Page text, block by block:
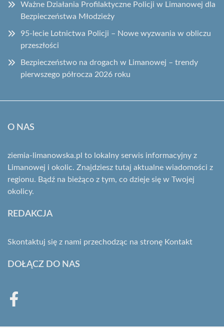
Ważne Działania Profilaktyczne Policji w Limanowej dla
Bezpieczeństwa Młodzieży
95-lecie Lotnictwa Policji – Nowe wyzwania w obliczu
przeszłości
Bezpieczeństwo na drogach w Limanowej – trendy
pierwszego półrocza 2026 roku
O NAS
ziemia-limanowska.pl to lokalny serwis informacyjny z
Limanowej i okolic. Znajdziesz tutaj aktualne wiadomości z
regionu. Bądź na bieżąco z tym, co dzieje się w Twojej
okolicy.
REDAKCJA
Skontaktuj się z nami przechodząc na stronę Kontakt
DOŁĄCZ DO NAS